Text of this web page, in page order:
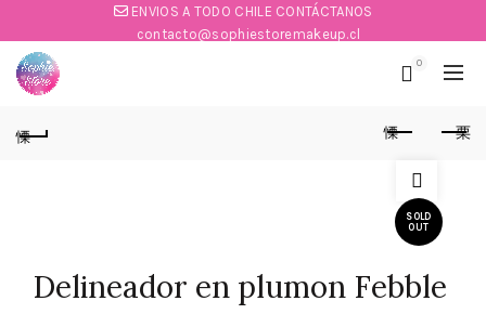
ENVIOS A TODO CHILE CONTÁCTANOS
contacto@sophiestoremakeup.cl
0
SOLD
OUT
Delineador en plumon Febble